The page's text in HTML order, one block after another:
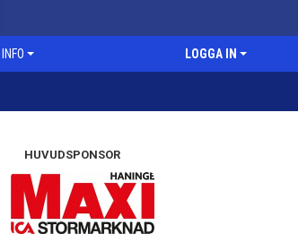
INFO LOGGA IN
HUVUDSPONSOR